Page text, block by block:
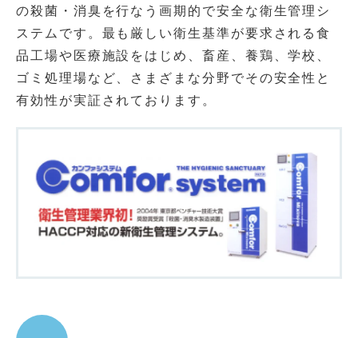
の殺菌・消臭を行なう画期的で安全な衛生管理シ
ステムです。最も厳しい衛生基準が要求される食
品工場や医療施設をはじめ、畜産、養鶏、学校、
ゴミ処理場など、さまざまな分野でその安全性と
有効性が実証されております。